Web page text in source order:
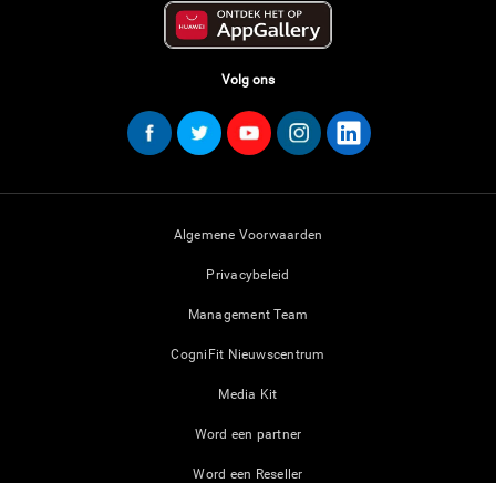
Volg ons
Algemene Voorwaarden
Privacybeleid
Management Team
CogniFit Nieuwscentrum
Media Kit
Word een partner
Word een Reseller